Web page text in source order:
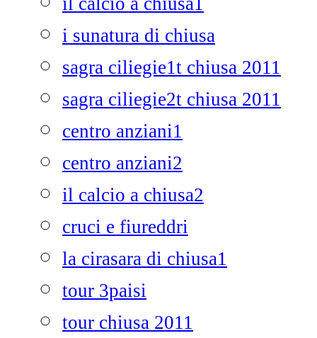
i sunatura di chiusa
sagra ciliegie1t chiusa 2011
sagra ciliegie2t chiusa 2011
centro anziani1
centro anziani2
il calcio a chiusa2
cruci e fiureddri
la cirasara di chiusa1
tour 3paisi
tour chiusa 2011